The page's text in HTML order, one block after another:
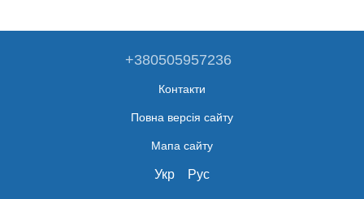
+380505957236
Контакти
Повна версія сайту
Мапа сайту
Укр Рус